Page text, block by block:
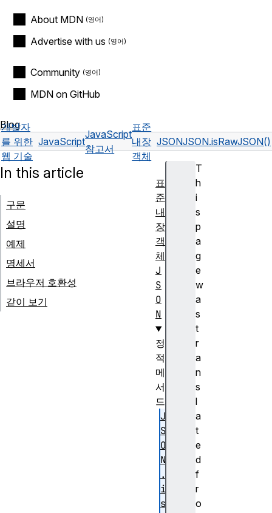
About MDN
Advertise with us
Community
MDN on GitHub
Blog
개발자
를 위한
웹 기술
JavaScript
JavaScript
참고서
표준
내장
객체
JSONJSON.isRawJSON()
T
h
i
s
p
a
g
e
w
a
s
t
r
a
n
s
l
a
t
e
d
f
r
o
In this article
구문
설명
예제
명세서
브라우저 호환성
같이 보기
표
준
내
장
객
체
J
S
O
N
정
적
메
서
드
J
S
O
N
.
i
s